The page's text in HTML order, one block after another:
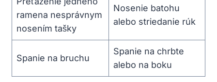
ramena nesprávnym
nosením tašky
Nosenie batohu
alebo striedanie rúk
Spanie na bruchu
Spanie na chrbte
alebo na boku